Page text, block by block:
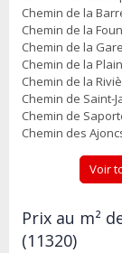
Chemin de la
Chemin de la
Chemin de la Gare
Chemin de la
Chemin de la
Chemin de Saint-
Chemin de
Chemin des
Voir
Prix au m²
(11320)